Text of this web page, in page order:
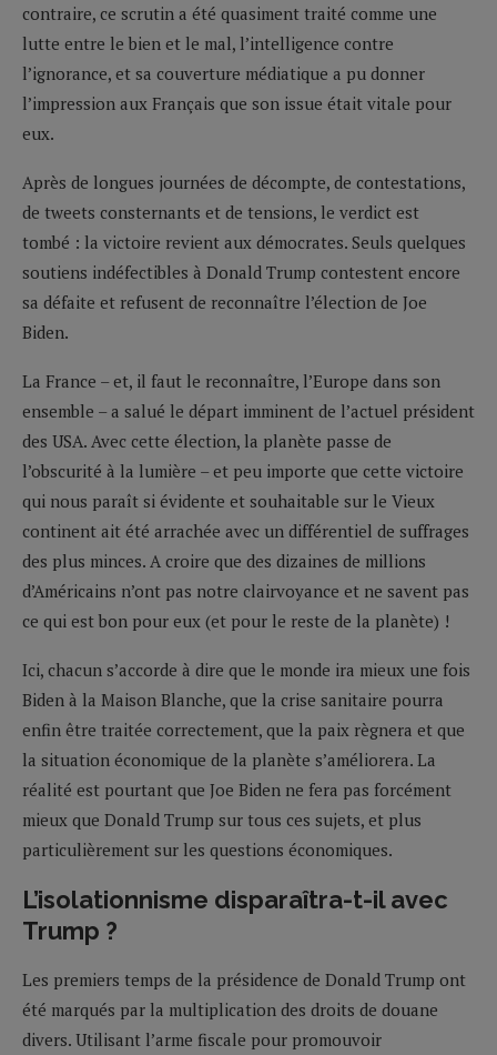
contraire, ce scrutin a été quasiment traité comme une
lutte entre le bien et le mal, l’intelligence contre
l’ignorance, et sa couverture médiatique a pu donner
l’impression aux Français que son issue était vitale pour
eux.
Après de longues journées de décompte, de contestations,
de tweets consternants et de tensions, le verdict est
tombé : la victoire revient aux démocrates. Seuls quelques
soutiens indéfectibles à Donald Trump contestent encore
sa défaite et refusent de reconnaître l’élection de Joe
Biden.
La France – et, il faut le reconnaître, l’Europe dans son
ensemble – a salué le départ imminent de l’actuel président
des USA. Avec cette élection, la planète passe de
l’obscurité à la lumière – et peu importe que cette victoire
qui nous paraît si évidente et souhaitable sur le Vieux
continent ait été arrachée avec un différentiel de suffrages
des plus minces. A croire que des dizaines de millions
d’Américains n’ont pas notre clairvoyance et ne savent pas
ce qui est bon pour eux (et pour le reste de la planète) !
Ici, chacun s’accorde à dire que le monde ira mieux une fois
Biden à la Maison Blanche, que la crise sanitaire pourra
enfin être traitée correctement, que la paix règnera et que
la situation économique de la planète s’améliorera. La
réalité est pourtant que Joe Biden ne fera pas forcément
mieux que Donald Trump sur tous ces sujets, et plus
particulièrement sur les questions économiques.
L’isolationnisme disparaîtra-t-il avec
Trump ?
Les premiers temps de la présidence de Donald Trump ont
été marqués par la multiplication des droits de douane
divers. Utilisant l’arme fiscale pour promouvoir